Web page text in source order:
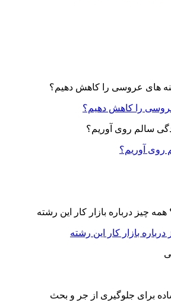
را کاهش دهیم؟
روی آوریم؟
بازار کار این رشته